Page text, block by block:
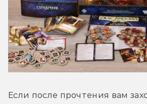
Если после прочтения вам